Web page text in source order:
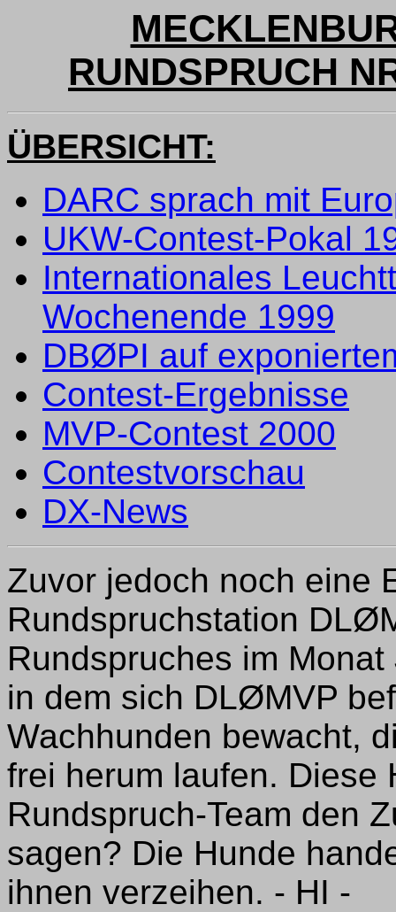
RUNDSPRUCH
ÜBERSICHT:
DARC sprach mit
UKW-Contest-Pokal
Internationales
Wochenende 1999
DBØPI auf
Contest-Ergebnisse
MVP-Contest 2000
Contestvorschau
DX-News
Zuvor jedoch noch eine
Rundspruchstation
Rundspruches im
in dem sich DLØMVP
Wachhunden bewacht,
frei herum laufen. Diese
Rundspruch-Team den
sagen? Die Hunde
ihnen verzeihen. - HI -